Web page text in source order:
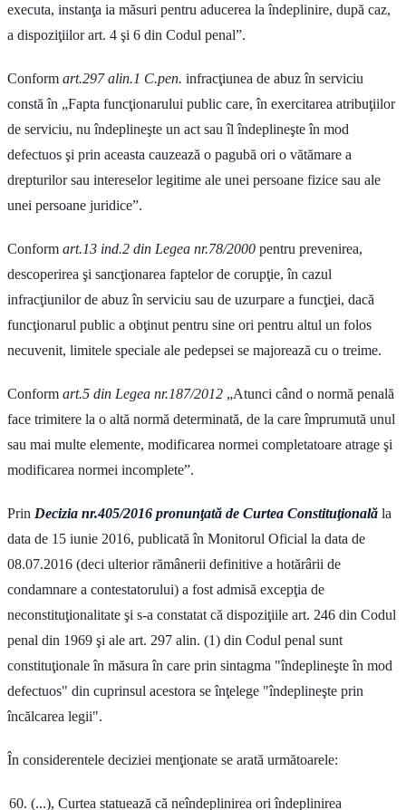
executa, instanţa ia măsuri pentru aducerea la îndeplinire, după caz,
a dispoziţiilor art. 4 şi 6 din Codul penal”.
Conform art.297 alin.1 C.pen. infracţiunea de abuz în serviciu
constă în „Fapta funcţionarului public care, în exercitarea atribuţiilor
de serviciu, nu îndeplineşte un act sau îl îndeplineşte în mod
defectuos şi prin aceasta cauzează o pagubă ori o vătămare a
drepturilor sau intereselor legitime ale unei persoane fizice sau ale
unei persoane juridice”.
Conform art.13 ind.2 din Legea nr.78/2000 pentru prevenirea,
descoperirea şi sancţionarea faptelor de corupţie, în cazul
infracţiunilor de abuz în serviciu sau de uzurpare a funcţiei, dacă
funcţionarul public a obţinut pentru sine ori pentru altul un folos
necuvenit, limitele speciale ale pedepsei se majorează cu o treime.
Conform art.5 din Legea nr.187/2012 „Atunci când o normă penală
face trimitere la o altă normă determinată, de la care împrumută unul
sau mai multe elemente, modificarea normei completatoare atrage şi
modificarea normei incomplete”.
Prin Decizia nr.405/2016 pronunţată de Curtea Constituţională la
data de 15 iunie 2016, publicată în Monitorul Oficial la data de
08.07.2016 (deci ulterior rămânerii definitive a hotărârii de
condamnare a contestatorului) a fost admisă excepţia de
neconstituţionalitate şi s-a constatat că dispoziţiile art. 246 din Codul
penal din 1969 şi ale art. 297 alin. (1) din Codul penal sunt
constituţionale în măsura în care prin sintagma "îndeplineşte în mod
defectuos" din cuprinsul acestora se înţelege "îndeplineşte prin
încălcarea legii".
În considerentele deciziei menţionate se arată următoarele:
(...), Curtea statuează că neîndeplinirea ori îndeplinirea